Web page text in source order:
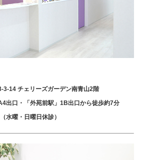
3-14 チェリーズガーデン南青山2階
出口・「外苑前駅」1B出口から徒歩約7分
水曜・日曜日休診）